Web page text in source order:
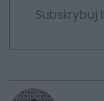
Subskrybuj